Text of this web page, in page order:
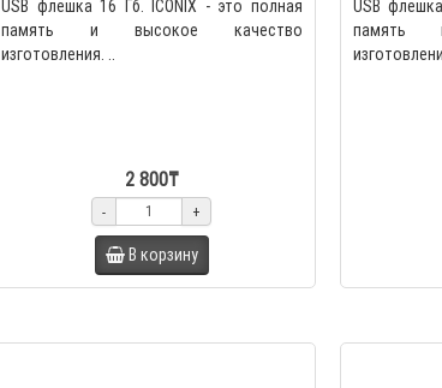
USB флешка 16 Гб. ICONIX - это полная
память и высокое качество
изготовления. ..
2 800₸
- +
В корзину
USB
память